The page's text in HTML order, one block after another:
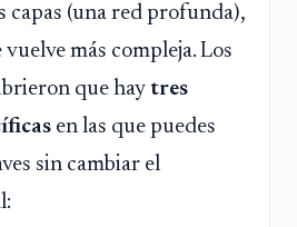
capas (una red profunda),
más compleja. Los
que hay tres
en las que puedes
sin cambiar el